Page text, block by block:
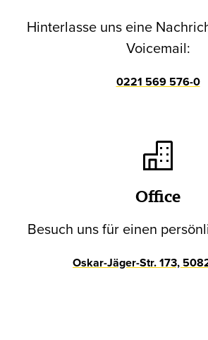
Hinterlasse uns eine
Voicemail:
0221 569 576-0
Office
Besuch uns für einen
Oskar-Jäger-Str. 173,